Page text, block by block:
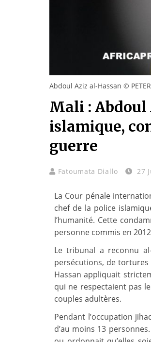
Abdoul Aziz al-Hassan © PETER
Mali : Abdoul
islamique,
guerre
Fatoumata Diallo 27
La Cour pénale
chef de la police
l’humanité. Cette
personne commis en
Le tribunal a reconnu
persécutions, de tortures
Hassan appliquait
qui ne respectaient pas
couples adultères.
Pendant l’occupation
d’au moins 13